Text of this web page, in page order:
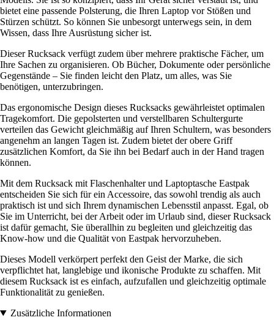
bietet eine passende Polsterung, die Ihren Laptop vor Stößen und
Stürzen schützt. So können Sie unbesorgt unterwegs sein, in dem
Wissen, dass Ihre Ausrüstung sicher ist.
Dieser Rucksack verfügt zudem über mehrere praktische Fächer, um
Ihre Sachen zu organisieren. Ob Bücher, Dokumente oder persönliche
Gegenstände – Sie finden leicht den Platz, um alles, was Sie
benötigen, unterzubringen.
Das ergonomische Design dieses Rucksacks gewährleistet optimalen
Tragekomfort. Die gepolsterten und verstellbaren Schultergurte
verteilen das Gewicht gleichmäßig auf Ihren Schultern, was besonders
angenehm an langen Tagen ist. Zudem bietet der obere Griff
zusätzlichen Komfort, da Sie ihn bei Bedarf auch in der Hand tragen
können.
Mit dem Rucksack mit Flaschenhalter und Laptoptasche Eastpak
entscheiden Sie sich für ein Accessoire, das sowohl trendig als auch
praktisch ist und sich Ihrem dynamischen Lebensstil anpasst. Egal, ob
Sie im Unterricht, bei der Arbeit oder im Urlaub sind, dieser Rucksack
ist dafür gemacht, Sie überallhin zu begleiten und gleichzeitig das
Know-how und die Qualität von Eastpak hervorzuheben.
Dieses Modell verkörpert perfekt den Geist der Marke, die sich
verpflichtet hat, langlebige und ikonische Produkte zu schaffen. Mit
diesem Rucksack ist es einfach, aufzufallen und gleichzeitig optimale
Funktionalität zu genießen.
Zusätzliche Informationen